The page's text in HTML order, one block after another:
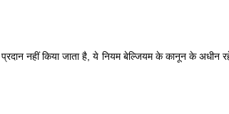
प्रदान नहीं किया जाता है, ये नियम बेल्जियम के कानून के